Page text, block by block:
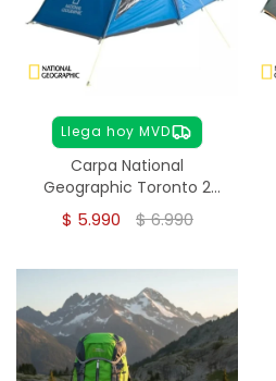
Llega hoy MVD
Carpa National
Geographic Toronto 2
personas
$ 5.990 $6.990